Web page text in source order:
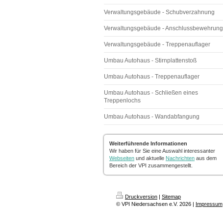
Verwaltungsgebäude - Schubverzahnung
Verwaltungsgebäude - Anschlussbewehrung
Verwaltungsgebäude - Treppenauflager
Umbau Autohaus - Stirnplattenstoß
Umbau Autohaus - Treppenauflager
Umbau Autohaus - Schließen eines
Treppenlochs
Umbau Autohaus - Wandabfangung
Weiterführende Informationen
Wir haben für Sie eine Auswahl interessanter
Webseiten und aktuelle Nachrichten aus dem
Bereich der VPI zusammengestellt.
Druckversion | Sitemap
© VPI Niedersachsen e.V. 2026 | Impressum